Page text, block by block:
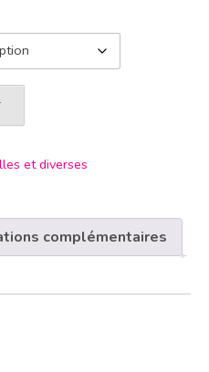
et diverses
complémentaires